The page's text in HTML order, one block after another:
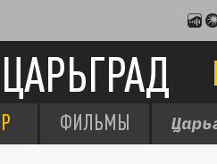
ЦАРЬГРАД
ФИЛЬМЫ